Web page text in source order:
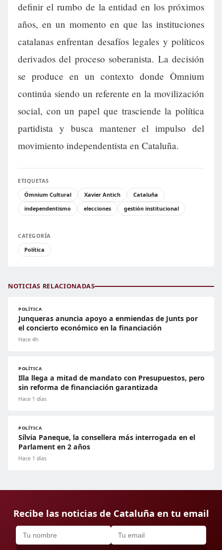
definir el rumbo de la entidad en los próximos
años, en un momento en que las instituciones
catalanas enfrentan desafíos legales y políticos
derivados del proceso soberanista. La decisión
se produce en un contexto donde Òmnium
continúa siendo un referente en la movilización
social, con un papel que trasciende la política
partidista y busca mantener el impulso del
movimiento independentista en Cataluña.
ETIQUETAS
Ómnium Cultural
Xavier Antich
Cataluña
independentismo
elecciones gestión institucional
CATEGORÍA
Política
NOTICIAS RELACIONADAS
POLÍTICA
Junqueras anuncia apoyo a enmiendas de Junts por
el concierto económico en la financiación
Hace 4h
POLÍTICA
Illa llega a mitad de mandato con Presupuestos, pero
sin reforma de financiación garantizada
Hace 1 días
POLÍTICA
Sílvia Paneque, la consellera más interrogada en el
Parlament en 2 años
Hace 1 días
Recibe las noticias de Cataluña en tu email